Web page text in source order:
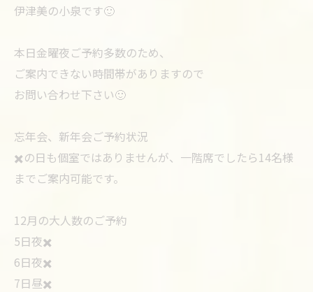
伊津美の小泉です🙂
本日金曜夜ご予約多数のため、
ご案内できない時間帯がありますので
お問い合わせ下さい🙂
忘年会、新年会ご予約状況
✖️の日も個室ではありませんが、一階席でしたら14名様
までご案内可能です。
12月の大人数のご予約
5日夜✖️
6日夜✖️
7日昼✖️